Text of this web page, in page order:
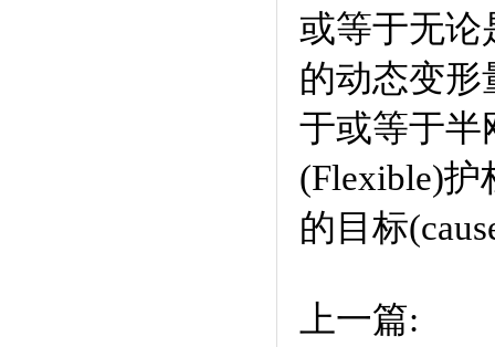
或等于无论
的动态变
于或等于半
(Flexible)
的目
上一篇: